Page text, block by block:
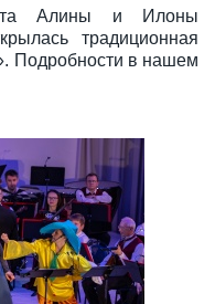
Алины и Илоны
традиционная
Подробности в нашем